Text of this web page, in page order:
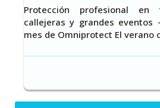
Protección profesional en
callejeras y grandes
mes de Omniprotect El verano